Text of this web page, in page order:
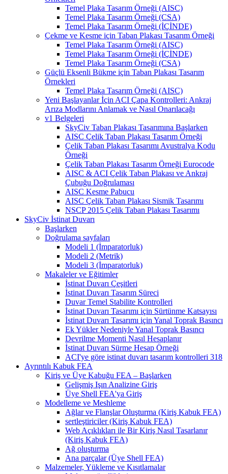
Temel Plaka Tasarım Örneği (AISC)
Temel Plaka Tasarım Örneği (CSA)
Temel Plaka Tasarım Örneği (İÇİNDE)
Çekme ve Kesme için Taban Plakası Tasarım Örneği
Temel Plaka Tasarım Örneği (AISC)
Temel Plaka Tasarım Örneği (İÇİNDE)
Temel Plaka Tasarım Örneği (CSA)
Güçlü Eksenli Bükme için Taban Plakası Tasarım
Örnekleri
Temel Plaka Tasarım Örneği (AISC)
Yeni Başlayanlar İçin ACI Çapa Kontrolleri: Ankraj
Arıza Modlarını Anlamak ve Nasıl Onarılacağı
v1 Belgeleri
SkyCiv Taban Plakası Tasarımına Başlarken
AISC Çelik Taban Plakası Tasarım Örneği
Çelik Taban Plakası Tasarımı Avustralya Kodu
Örneği
Çelik Taban Plakası Tasarım Örneği Eurocode
AISC & ACI Çelik Taban Plakası ve Ankraj
Çubuğu Doğrulaması
AISC Kesme Pabucu
AISC Çelik Taban Plakası Sismik Tasarımı
NSCP 2015 Çelik Taban Plakası Tasarımı
SkyCiv İstinat Duvarı
Başlarken
Doğrulama sayfaları
Modeli 1 (İmparatorluk)
Modeli 2 (Metrik)
Modeli 3 (İmparatorluk)
Makaleler ve Eğitimler
İstinat Duvarı Çeşitleri
İstinat Duvarı Tasarım Süreci
Duvar Temel Stabilite Kontrolleri
İstinat Duvarı Tasarımı için Sürtünme Katsayısı
İstinat Duvarı Tasarımı için Yanal Toprak Basıncı
Ek Yükler Nedeniyle Yanal Toprak Basıncı
Devrilme Momenti Nasıl Hesaplanır
İstinat Duvarı Sürme Hesap Örneği
ACI'ye göre istinat duvarı tasarım kontrolleri 318
Ayrıntılı Kabuk FEA
Kiriş ve Üye Kabuğu FEA – Başlarken
Gelişmiş Işın Analizine Giriş
Üye Shell FEA'ya Giriş
Modelleme ve Meshleme
Ağlar ve Flanşlar Oluşturma (Kiriş Kabuk FEA)
sertleştiriciler (Kiriş Kabuk FEA)
Web Açıklıkları ile Bir Kiriş Nasıl Tasarlanır
(Kiriş Kabuk FEA)
Ağ oluşturma
Ana parçalar (Üye Shell FEA)
Malzemeler, Yükleme ve Kısıtlamalar